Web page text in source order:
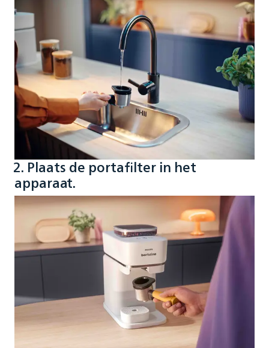
2. Plaats de portafilter in het
apparaat.